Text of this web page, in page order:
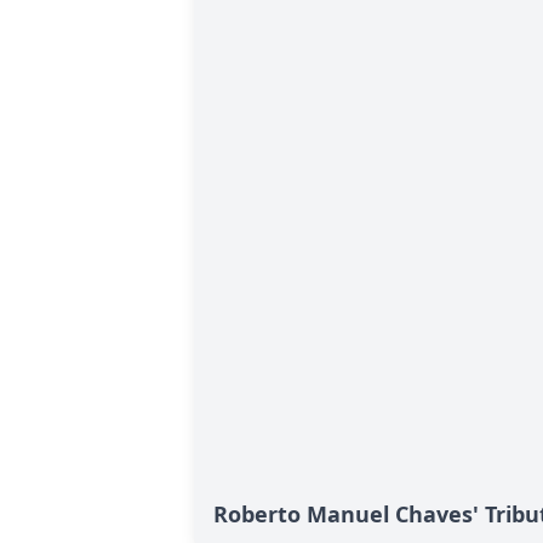
Roberto Manuel Chaves'